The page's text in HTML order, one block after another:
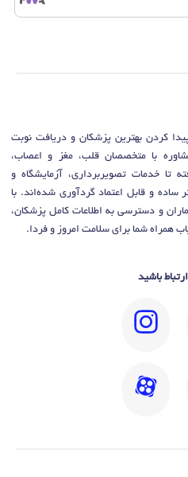
کردن بهترین پزشکان و دریافت نوبت
با متخصصان قلب، مغز و اعصاب،
تا خدمات تصویربرداری، آزمایشگاه و
و قابل اعتماد گردآوری شده‌اند. با
و دسترسی به اطلاعات کامل پزشکان،
همراه شما برای سلامت امروز و فردا.
باشید